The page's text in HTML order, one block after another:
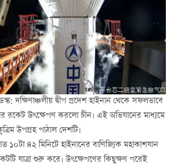
দক্ষিণাঞ্চলীয় দ্বীপ প্রদেশ হাইনান থেকে সফলভাবে
রকেট উৎক্ষেপণ করলো চীন। এই অভিযানের মাধ্যমে
উপগ্রহ পাঠাল দেশটি।
৪২ মিনিটে হাইনানের বাণিজ্যিক মহাকাশযান
যাত্রা শুরু করে। উৎক্ষেপণের কিছুক্ষণ পরেই